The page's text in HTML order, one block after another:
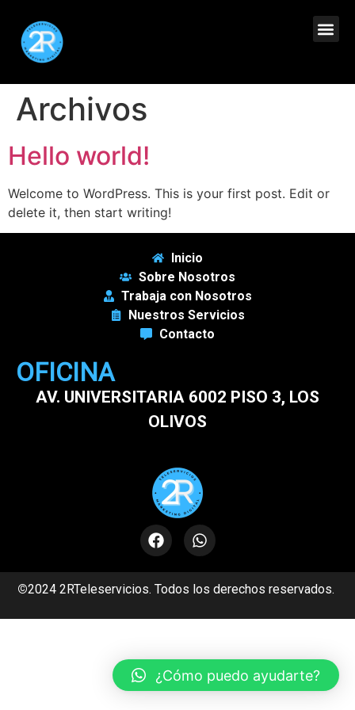
Archivos
Hello world!
Welcome to WordPress. This is your first post. Edit or
delete it, then start writing!
Inicio
Sobre Nosotros
Trabaja con Nosotros
Nuestros Servicios
Contacto
OFICINA
AV. UNIVERSITARIA 6002 PISO 3, LOS
OLIVOS
©2024 2RTeleservicios. Todos los derechos reservados.
¿Cómo puedo ayudarte?